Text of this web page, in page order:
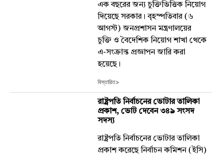
এক বছরের জন্য চুক্তিভিত্তিক নিয়োগ
দিয়েছে সরকার। বৃহস্পতিবার (৬
আগস্ট) জনপ্রশাসন মন্ত্রণালয়ের
চুক্তি ও বৈদেশিক নিয়োগ শাখা থেকে
এ-সংক্রান্ত প্রজ্ঞাপন জারি করা
হয়েছে।
বিস্তারিত>
রাষ্ট্রপতি নির্বাচনের ভোটার তালিকা
প্রকাশ, ভোট দেবেন ৩৪৯ সংসদ
সদস্য
রাষ্ট্রপতি নির্বাচনের ভোটার তালিকা
প্রকাশ করেছে নির্বাচন কমিশন (ইসি)